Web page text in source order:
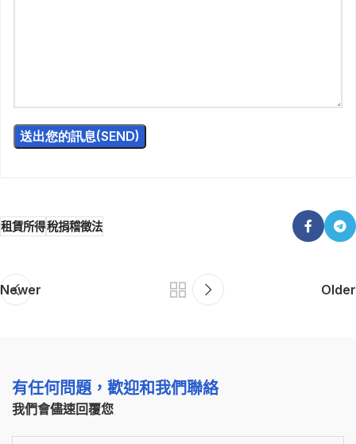
租賃所得稅捐稽徵法
Newer Older
有任何問題，歡迎和我們聯絡
我們會儘速回覆您